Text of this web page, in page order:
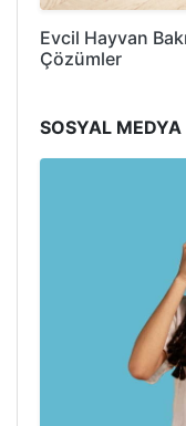
Evcil Hayvan
Çözümler
SOSYAL MEDYA